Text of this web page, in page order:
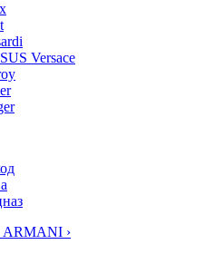
Versace
ARMANI ›